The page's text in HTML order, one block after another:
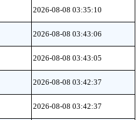
2026-08-08 03:35:10
2026-08-08 03:43:06
2026-08-08 03:43:05
2026-08-08 03:42:37
2026-08-08 03:42:37